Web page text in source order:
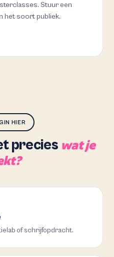
Stuur een
het soort publiek.
HIER
precies wat je
of schrijfopdracht.